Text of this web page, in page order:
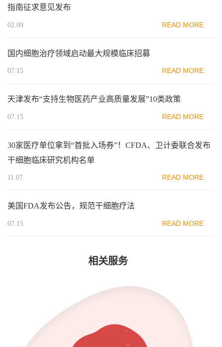
指南征求意见发布
02.09 READ MORE
国内细胞治疗领域启动最大规模临床招募
07.15 READ MORE
天津发布“支持生物医药产业高质量发展”10类政策
07.15 READ MORE
30家医疗单位拿到“首批入场券”！CFDA、卫计委联合发布
干细胞临床研究机构名单
11.07 READ MORE
美国FDA发布公告，规范干细胞疗法
07.15 READ MORE
相关服务